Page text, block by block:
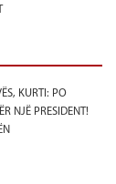
KURTI: PO
NJË PRESIDENT!